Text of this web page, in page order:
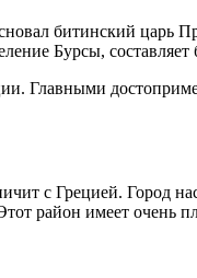
битинский
Бурсы, составляет
Главными
с Грецией. Город
район имеет очень